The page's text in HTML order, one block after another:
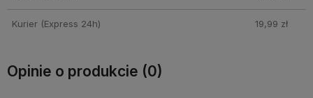
Kurier (Express 24h) 19,99 zł
Opinie o produkcie (0)